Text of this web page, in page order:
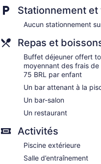
toilette (gratuits) et séchoir
Janeiro offre gratuitement
L'entretien ménager est
repasser.
Stationnement
Aucun stationnement
Repas et
Buffet déjeuner offert
moyennant des frais
75 BRL par enfant
Un bar attenant à la
Un bar-salon
Un restaurant
Activités
Piscine extérieure
Salle d’entraînement